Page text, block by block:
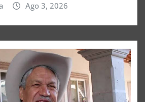
Ago 3, 2026